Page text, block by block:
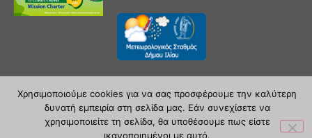
Copyright 2020 © Δήμος Ιλίου
Χρησιμοποιούμε cookies για να σας προσφέρουμε την καλύτερη
δυνατή εμπειρία στη σελίδα μας. Εάν συνεχίσετε να
χρησιμοποιείτε τη σελίδα, θα υποθέσουμε πως είστε
ικανοποιημένοι με αυτό.